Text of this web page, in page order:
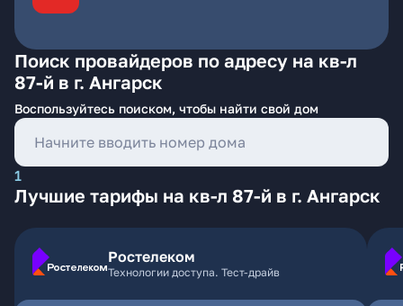
Поиск провайдеров по адресу на кв-л
87-й в г. Ангарск
Воспользуйтесь поиском, чтобы найти свой дом
1
Лучшие тарифы на кв-л 87-й в г. Ангарск
Ростелеком
Технологии доступа. Тест-драйв